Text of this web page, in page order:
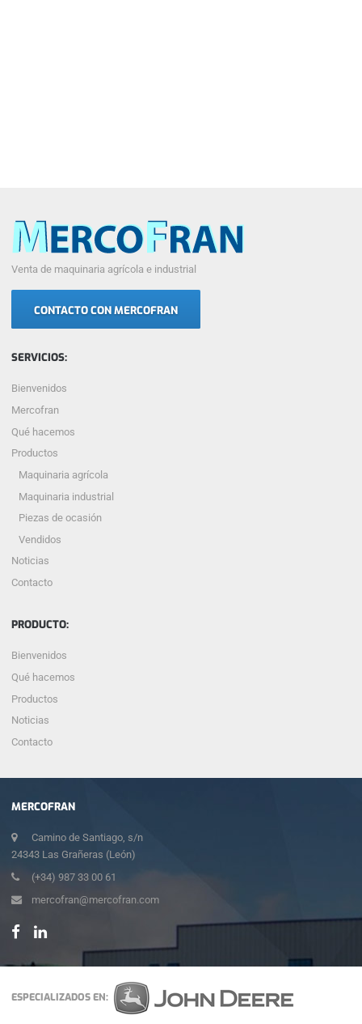
MERCOFRAN
Camino de Santiago, s/n
24343 Las Grañeras (León)
(+34) 987 33 00 61
mercofran@mercofran.com
Venta de maquinaria agrícola e industrial
CONTACTO CON MERCOFRAN
SERVICIOS:
Bienvenidos
Mercofran
Qué hacemos
Productos
Maquinaria agrícola
Maquinaria industrial
Piezas de ocasión
Vendidos
Noticias
Contacto
PRODUCTO:
Bienvenidos
Qué hacemos
Productos
Noticias
Contacto
ESPECIALIZADOS EN: